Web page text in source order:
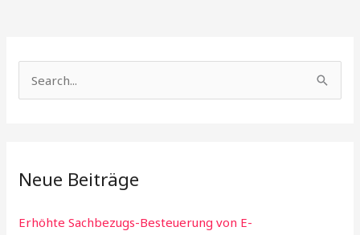
c
f
Neue Beiträge
Erhöhte Sachbezugs-Besteuerung von E-